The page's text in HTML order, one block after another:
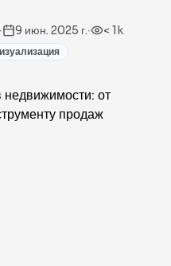
· 9 июн. 2025 г.· < 1k